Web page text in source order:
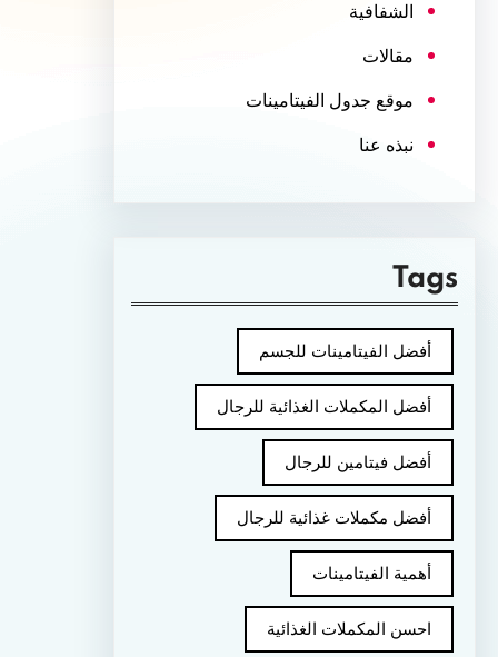
الشفافية
مقالات
موقع جدول الفيتامينات
نبذه عنا
Tags
أفضل الفيتامينات للجسم
أفضل المكملات الغذائية للرجال
أفضل فيتامين للرجال
أفضل مكملات غذائية للرجال
أهمية الفيتامينات
احسن المكملات الغذائية